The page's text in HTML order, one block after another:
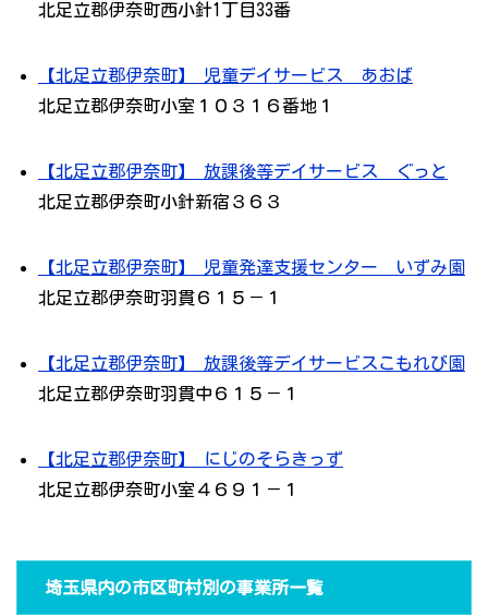
北足立郡伊奈町西小針1丁目33番
【北足立郡伊奈町】 児童デイサービス あおば
北足立郡伊奈町小室１０３１６番地１
【北足立郡伊奈町】 放課後等デイサービス ぐっと
北足立郡伊奈町小針新宿３６３
【北足立郡伊奈町】 児童発達支援センター いずみ園
北足立郡伊奈町羽貫６１５－１
【北足立郡伊奈町】 放課後等デイサービスこもれび園
北足立郡伊奈町羽貫中６１５－１
【北足立郡伊奈町】 にじのそらきっず
北足立郡伊奈町小室４６９１－１
埼玉県内の市区町村別の事業所一覧